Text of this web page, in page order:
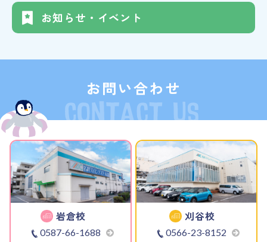
お知らせ・イベント
お問い合わせ
岩倉校
0587-66-1688
刈谷校
0566-23-8152